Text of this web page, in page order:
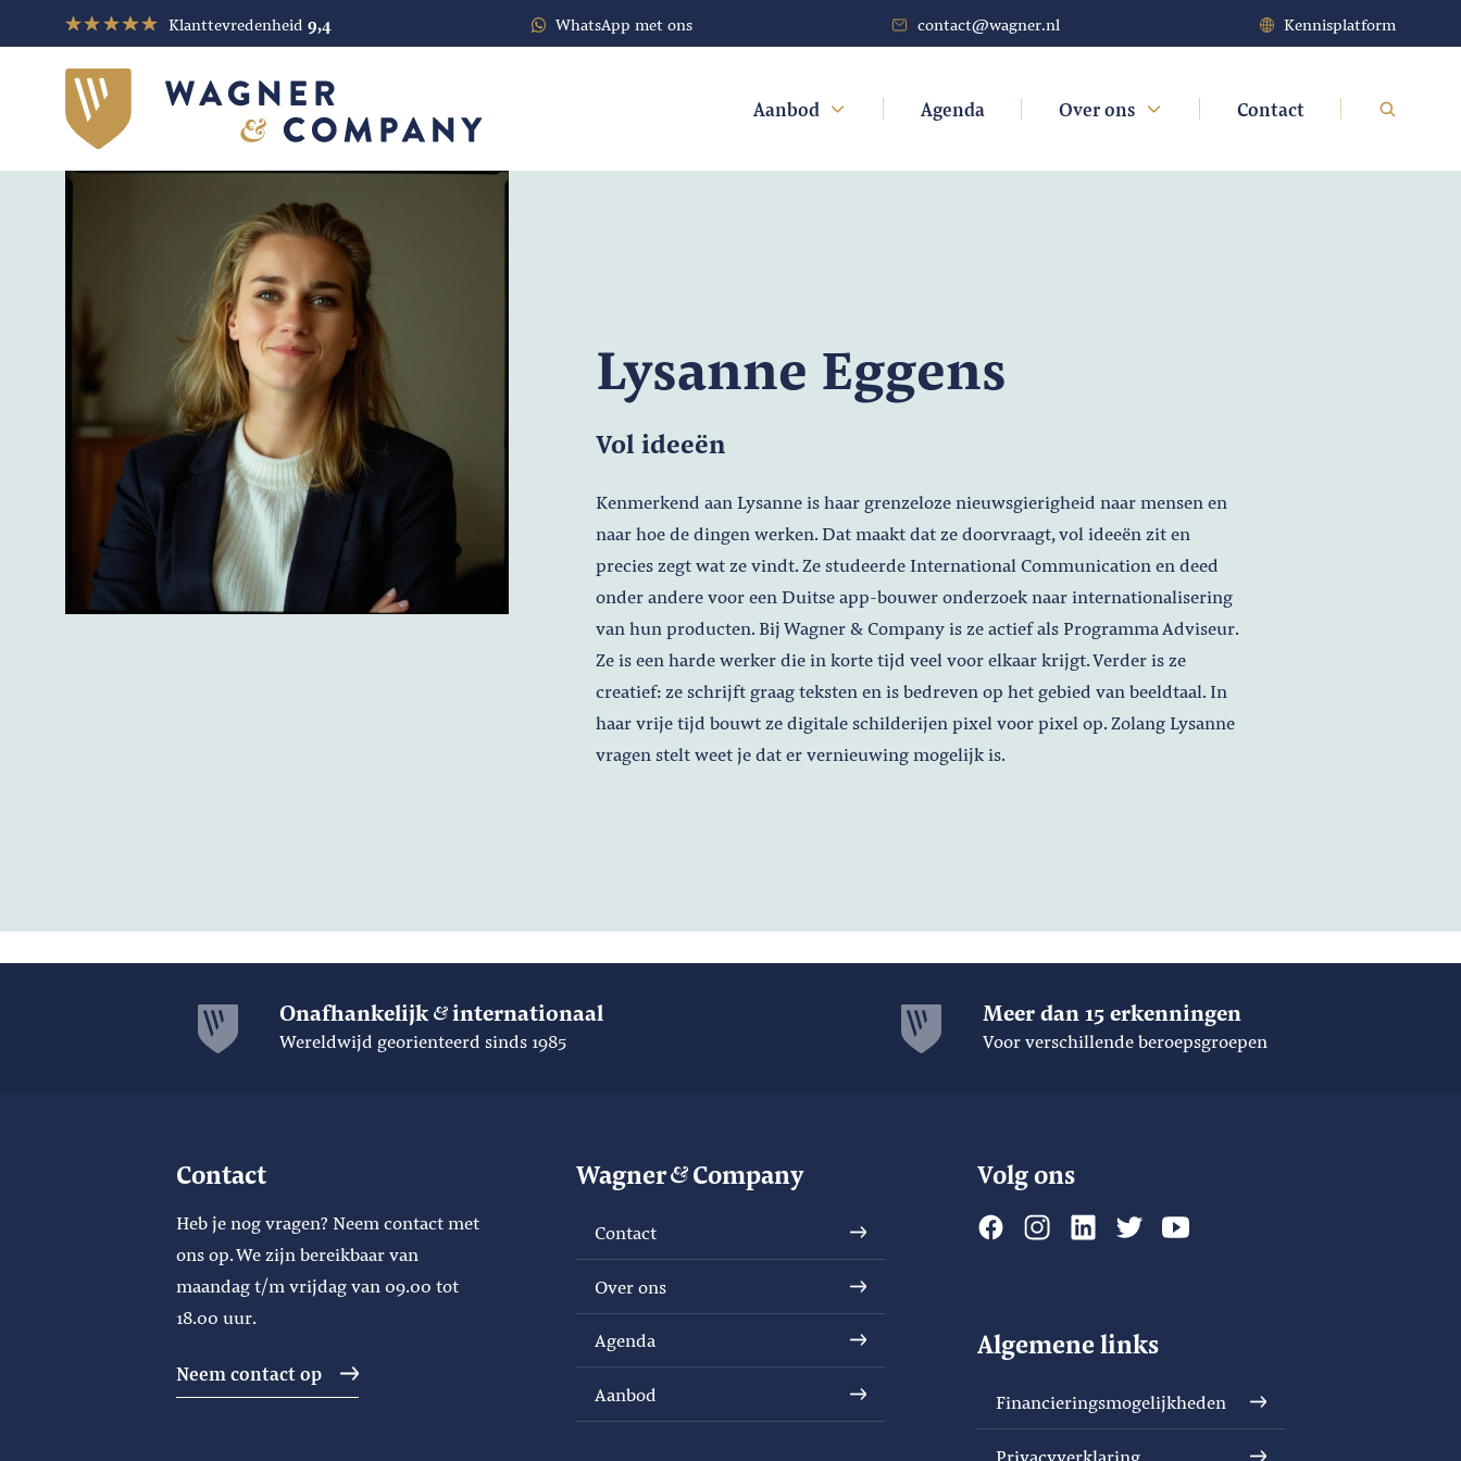
Klanttevredenheid 9,4 WhatsApp met ons contact@wagner.nl Kennisplatform
Aanbod Agenda Over ons Contact
Lysanne Eggens
Vol ideeën
Kenmerkend aan Lysanne is haar grenzeloze nieuwsgierigheid naar mensen en
naar hoe de dingen werken. Dat maakt dat ze doorvraagt, vol ideeën zit en
precies zegt wat ze vindt. Ze studeerde International Communication en deed
onder andere voor een Duitse app-bouwer onderzoek naar internationalisering
van hun producten. Bij Wagner & Company is ze actief als Programma Adviseur.
Ze is een harde werker die in korte tijd veel voor elkaar krijgt. Verder is ze
creatief: ze schrijft graag teksten en is bedreven op het gebied van beeldtaal. In
haar vrije tijd bouwt ze digitale schilderijen pixel voor pixel op. Zolang Lysanne
vragen stelt weet je dat er vernieuwing mogelijk is.
Onafhankelijk internationaal
Wereldwijd georienteerd sinds 1985
Meer dan 15 erkenningen
Voor verschillende beroepsgroepen
Contact
Heb je nog vragen? Neem contact met
ons op. We zijn bereikbaar van
maandag t/m vrijdag van 09.00 tot
18.00 uur.
Neem contact op
Wagner Company
Contact
Over ons
Agenda
Aanbod
Volg ons
Algemene links
Financieringsmogelijkheden
Privacyverklaring